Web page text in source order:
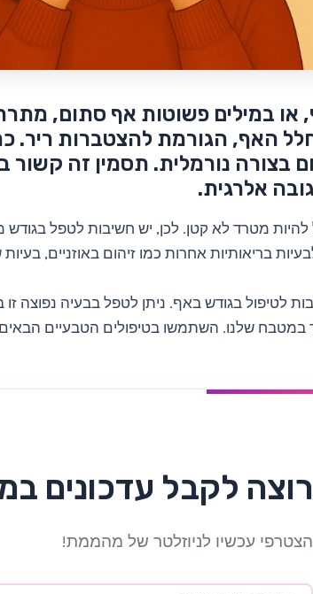
או במילים פשוטות אף סתום,
האף, הגורמת להצטברות ריר.
בצורה נורמלית. תסמין זה קשור
אלרגית.
מטרד לא קטן. לכן, יש חשיבות לטפל בגודש
בריאותיות אחרות כמו זיהום באוזניים,
לטיפול בגודש באף. ניתן לטפל בבעיה נפוצה
במטבח שלנו. השתמשו בטיפולים הטבעיים
רוצה לקבל עדכונים
הצטרפי עכשיו לניוזלטר של מהממת!